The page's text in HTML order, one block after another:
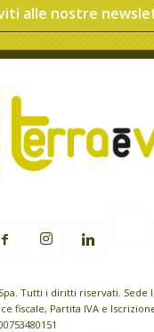
alle nostre
Tutti i diritti riservati. Sede
fiscale, Partita IVA e